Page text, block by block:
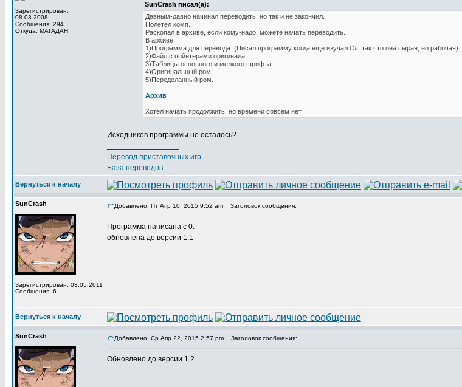
Зарегистрирован:
08.03.2008
Сообщения: 294
Откуда: МАГАДАН
SunCrash писал(а):
Давным-давно начинал переводить, но так и не закончил.
Полетел комп.
Раскопал в архиве, если кому-надо, можете начать переводить.
В архиве:
1)Программа для перевода. (Писал программу когда еще изучал C#, так что она сырая, но рабочая)
2)Файл с пойнтерами оригинала.
3)Таблицы основного и мелкого шрифта.
4)Оригинальный ром.
5)Переделанный ром.
Архив
Хотел начать продолжить, но времени совсем нет
Исходников программы не осталось?
Перевод приставочных игр
База переводов
Вернуться к началу
SunCrash
Зарегистрирован: 03.05.2011
Сообщения: 6
Добавлено: Пт Апр 10, 2015 9:52 am Заголовок сообщения:
Программа написана с 0.
обновлена до версии 1.1
Вернуться к началу
SunCrash Добавлено: Ср Апр 22, 2015 2:57 pm Заголовок сообщения:
Обновлено до версии 1.2